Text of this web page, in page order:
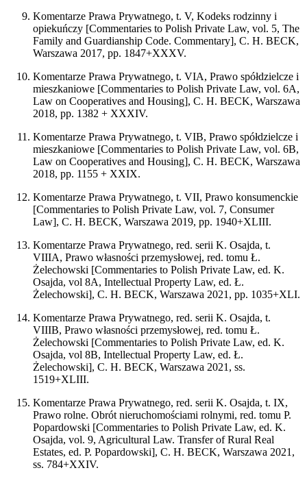
Komentarze Prawa Prywatnego, t. V, Kodeks rodzinny i
opiekuńczy [Commentaries to Polish Private Law, vol. 5, The
Family and Guardianship Code. Commentary], C. H. BECK,
Warszawa 2017, pp. 1847+XXXV.
Komentarze Prawa Prywatnego, t. VIA, Prawo spółdzielcze i
mieszkaniowe [Commentaries to Polish Private Law, vol. 6A,
Law on Cooperatives and Housing], C. H. BECK, Warszawa
2018, pp. 1382 + XXXIV.
Komentarze Prawa Prywatnego, t. VIB, Prawo spółdzielcze i
mieszkaniowe [Commentaries to Polish Private Law, vol. 6B,
Law on Cooperatives and Housing], C. H. BECK, Warszawa
2018, pp. 1155 + XXIX.
Komentarze Prawa Prywatnego, t. VII, Prawo konsumenckie
[Commentaries to Polish Private Law, vol. 7, Consumer
Law], C. H. BECK, Warszawa 2019, pp. 1940+XLIII.
Komentarze Prawa Prywatnego, red. serii K. Osajda, t.
VIIIA, Prawo własności przemysłowej, red. tomu Ł.
Żelechowski [Commentaries to Polish Private Law, ed. K.
Osajda, vol 8A, Intellectual Property Law, ed. Ł.
Żelechowski], C. H. BECK, Warszawa 2021, pp. 1035+XLI.
Komentarze Prawa Prywatnego, red. serii K. Osajda, t.
VIIIB, Prawo własności przemysłowej, red. tomu Ł.
Żelechowski [Commentaries to Polish Private Law, ed. K.
Osajda, vol 8B, Intellectual Property Law, ed. Ł.
Żelechowski], C. H. BECK, Warszawa 2021, ss.
1519+XLIII.
Komentarze Prawa Prywatnego, red. serii K. Osajda, t. IX,
Prawo rolne. Obrót nieruchomościami rolnymi, red. tomu P.
Popardowski [Commentaries to Polish Private Law, ed. K.
Osajda, vol. 9, Agricultural Law. Transfer of Rural Real
Estates, ed. P. Popardowski], C. H. BECK, Warszawa 2021,
ss. 784+XXIV.